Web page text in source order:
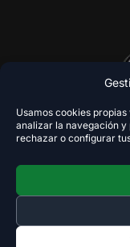
Usamos cookies
analizar la navegación
rechazar o configurar